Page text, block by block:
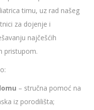
timu, uz rad našeg
za dojenje i
najčešćih
pristupom.
– stručna pomoć na
iz porodilišta;